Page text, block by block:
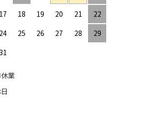
17 18 19 20 21
22
24 25 26 27 28
29
業